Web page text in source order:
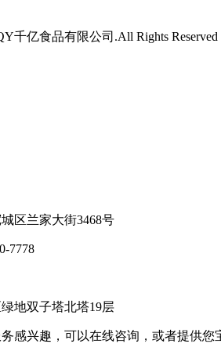
千亿食品有限公司.All Rights Reserved
区兰家大街3468号
7778
地双子塔北塔19层
感兴趣，可以在线咨询，或者提供您